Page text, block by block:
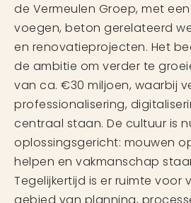
de Vermeulen Groep, met
voegen, beton gerelateerd
en renovatieprojecten. Het
de ambitie om verder te
van ca. €30 miljoen, waarbij
professionalisering,
centraal staan. De cultuur is
oplossingsgericht: mouwen
helpen en vakmanschap
Tegelijkertijd is er ruimte voor